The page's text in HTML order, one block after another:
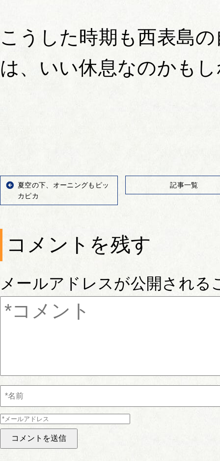
こうした時期も西表島
は、いい休息なのかも
夏空の下、オーニングもピッ
カピカ
記事一覧
コメントを残す
メールアドレスが公開される